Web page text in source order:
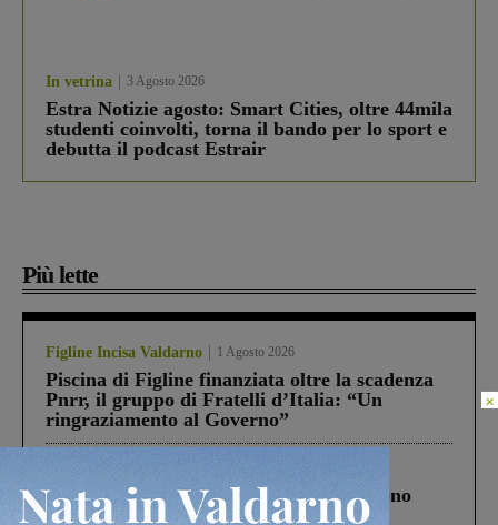
In vetrina 3 Agosto 2026
Estra Notizie agosto: Smart Cities, oltre 44mila
studenti coinvolti, torna il bando per lo sport e
debutta il podcast Estrair
Più lette
Figline Incisa Valdarno 1 Agosto 2026
Piscina di Figline finanziata oltre la scadenza
Pnrr, il gruppo di Fratelli d’Italia: “Un
ringraziamento al Governo”
Un anno fa la strage in A1 in cui morirono
Gianni, Giulia e Franco. Lo schianto, il
×